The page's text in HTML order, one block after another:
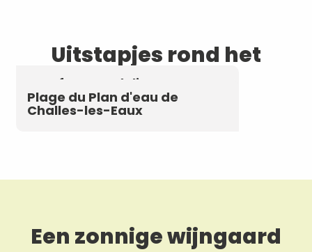
Uitstapjes rond het
water
Comfort wandeling: De
bronnen van Challes les Eaux
Plage du Plan d'eau de
Challes-les-Eaux
Een zonnige wijngaard